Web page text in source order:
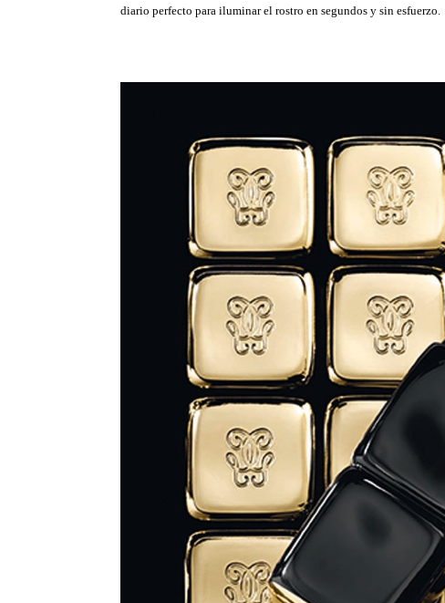
diario perfecto para iluminar el rostro en segundos y sin esfuerzo.